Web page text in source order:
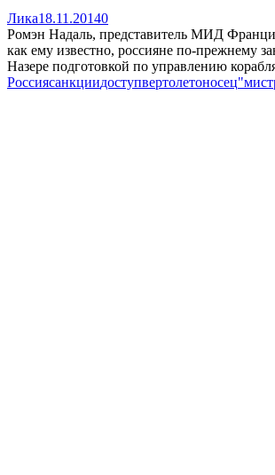
Лика18.11.20140
Ромэн Надаль, представитель МИД
как ему известно, россияне по-прежнему
Назере подготовкой по управлению
Россиясанкциидоступвертолетоносец